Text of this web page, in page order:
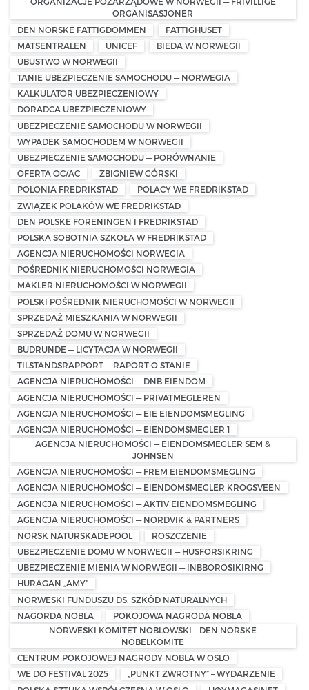
ORGANISASJONER
DEN NORSKE FATTIGDOMMEN
FATTIGHUSET
MATSENTRALEN
UNICEF
BIEDA W NORWEGII
UBUSTWO W NORWEGII
TANIE UBEZPIECZENIE SAMOCHODU — NORWEGIA
KALKULATOR UBEZPIECZENIOWY
DORADCA UBEZPIECZENIOWY
UBEZPIECZENIE SAMOCHODU W NORWEGII
WYPADEK SAMOCHODEM W NORWEGII
UBEZPIECZENIE SAMOCHODU — PORÓWNANIE
OFERTA OC/AC
ZBIGNIEW GÓRSKI
POLONIA FREDRIKSTAD
POLACY WE FREDRIKSTAD
ZWIĄZEK POLAKÓW WE FREDRIKSTAD
DEN POLSKE FORENINGEN I FREDRIKSTAD
POLSKA SOBOTNIA SZKOŁA W FREDRIKSTAD
AGENCJA NIERUCHOMOŚCI NORWEGIA
POŚREDNIK NIERUCHOMOŚCI NORWEGIA
MAKLER NIERUCHOMOŚCI W NORWEGII
POLSKI POŚREDNIK NIERUCHOMOŚCI W NORWEGII
SPRZEDAŻ MIESZKANIA W NORWEGII
SPRZEDAŻ DOMU W NORWEGII
BUDRUNDE — LICYTACJA W NORWEGII
TILSTANDSRAPPORT — RAPORT O STANIE
AGENCJA NIERUCHOMOŚCI — DNB EIENDOM
AGENCJA NIERUCHOMOŚCI — PRIVATMEGLEREN
AGENCJA NIERUCHOMOŚCI — EIE EIENDOMSMEGLING
AGENCJA NIERUCHOMOŚCI — EIENDOMSMEGLER 1
AGENCJA NIERUCHOMOŚCI — EIENDOMSMEGLER SEM &
JOHNSEN
AGENCJA NIERUCHOMOŚCI — FREM EIENDOMSMEGLING
AGENCJA NIERUCHOMOŚCI — EIENDOMSMEGLER KROGSVEEN
AGENCJA NIERUCHOMOŚCI — AKTIV EIENDOMSMEGLING
AGENCJA NIERUCHOMOŚCI — NORDVIK & PARTNERS
NORSK NATURSKADEPOOL
ROSZCZENIE
UBEZPIECZENIE DOMU W NORWEGII — HUSFORSIKRING
UBEZPIECZENIE MIENIA W NORWEGII — INBBOROSIKIRNG
HURAGAN „AMY”
NORWESKI FUNDUSZU DS. SZKÓD NATURALNYCH
NAGORDA NOBLA
POKOJOWA NAGRODA NOBLA
NORWESKI KOMITET NOBLOWSKI – DEN NORSKE
NOBELKOMITE
CENTRUM POKOJOWEJ NAGRODY NOBLA W OSLO
WE DO FESTIVAL 2025
„PUNKT ZWROTNY” – WYDARZENIE